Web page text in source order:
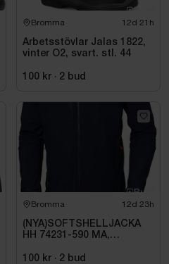
Bromma 12d 21h
Arbetsstövlar Jalas 1822,
vinter O2, svart. stl. 44
100 kr · 2 bud
Bromma 12d 23h
(NYA)SOFTSHELLJACKA
HH 74231-590 MA,
100 kr · 2 bud